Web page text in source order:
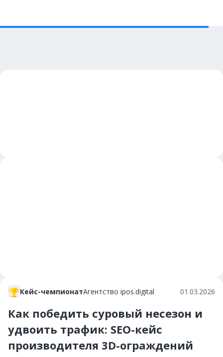
Кейс-чемпионатАгентство ipos.digital 01.03.2026
Как победить суровый несезон и
удвоить трафик: SEO-кейс
производителя 3D-ограждений